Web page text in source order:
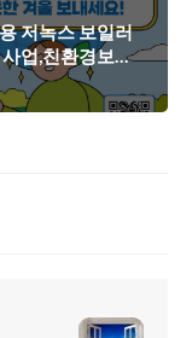
저녹스 보일러
업,친환경보일
원금 [일반가정
원, 저소득층 60